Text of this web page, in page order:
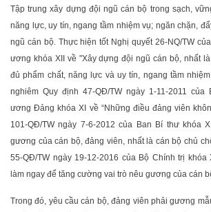
Tập trung xây dựng đội ngũ cán bộ trong sạch,
năng lực, uy tín, ngang tầm nhiệm vụ; ngăn chặn,
ngũ cán bộ. Thực hiện tốt Nghị quyết 26-NQ/TW
ương khóa XII về "Xây dựng đội ngũ cán bộ, nhất
đủ phẩm chất, năng lực và uy tín, ngang tầm
nghiêm Quy định 47-QĐ/TW ngày 1-11-2011 của
ương Đảng khóa XI về “Những điều đảng viên
101-QĐ/TW ngày 7-6-2012 của Ban Bí thư khóa
gương của cán bộ, đảng viên, nhất là cán bộ chủ
55-QĐ/TW ngày 19-12-2016 của Bộ Chính trị khóa
làm ngay để tăng cường vai trò nêu gương của cán
Trong đó, yêu cầu cán bộ, đảng viên phải gương